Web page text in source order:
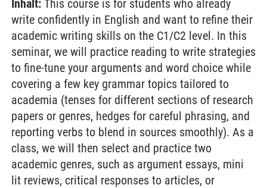
Inhalt: This course is for students who already
write confidently in English and want to refine their
academic writing skills on the C1/C2 level. In this
seminar, we will practice reading to write strategies
to fine-tune your arguments and word choice while
covering a few key grammar topics tailored to
academia (tenses for different sections of research
papers or genres, hedges for careful phrasing, and
reporting verbs to blend in sources smoothly). As a
class, we will then select and practice two
academic genres, such as argument essays, mini
lit reviews, critical responses to articles, or